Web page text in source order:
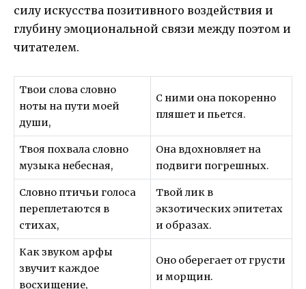
силу искусства позитивного воздействия и
глубину эмоциональной связи между поэтом и
читателем.
Твои слова словно
ноты на пути моей
души,
С ними она покоренно
пляшет и пьется.
Твоя похвала словно
музыка небесная,
Она вдохновляет на
подвиги погрешных.
Словно птичьи голоса
переплетаются в
стихах,
Твой лик в
экзотических эпитетах
и образах.
Как звуком арфы
звучит каждое
восхищение,
Оно оберегает от грусти
и морщин.